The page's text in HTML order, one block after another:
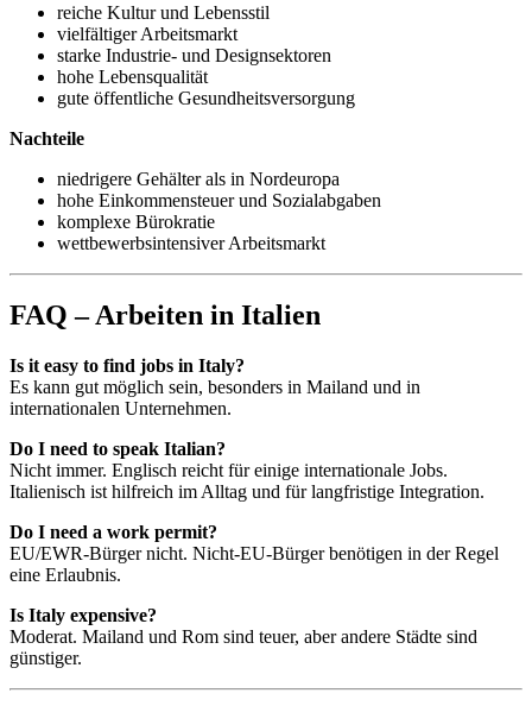
reiche Kultur und Lebensstil
vielfältiger Arbeitsmarkt
starke Industrie- und Designsektoren
hohe Lebensqualität
gute öffentliche Gesundheitsversorgung
Nachteile
niedrigere Gehälter als in Nordeuropa
hohe Einkommensteuer und Sozialabgaben
komplexe Bürokratie
wettbewerbsintensiver Arbeitsmarkt
FAQ – Arbeiten in Italien
Is it easy to find jobs in Italy?
Es kann gut möglich sein, besonders in Mailand und in
internationalen Unternehmen.
Do I need to speak Italian?
Nicht immer. Englisch reicht für einige internationale Jobs.
Italienisch ist hilfreich im Alltag und für langfristige Integration.
Do I need a work permit?
EU/EWR-Bürger nicht. Nicht-EU-Bürger benötigen in der Regel
eine Erlaubnis.
Is Italy expensive?
Moderat. Mailand und Rom sind teuer, aber andere Städte sind
günstiger.